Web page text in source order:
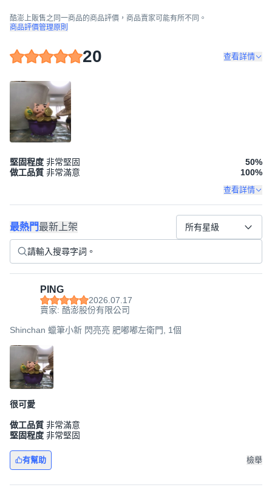
酷澎上販售之同一商品的商品評價，商品賣家可能有所不同。
商品評價管理原則
20 查看詳情
堅固程度 非常堅固 50%
做工品質 非常滿意 100%
查看詳情
最熱門最新上架 所有星級
PING
2026.07.17
賣家: 酷澎股份有限公司
Shinchan 蠟筆小新 閃亮亮 肥嘟嘟左衛門, 1個
很可愛
做工品質 非常滿意
堅固程度 非常堅固
有幫助 檢舉